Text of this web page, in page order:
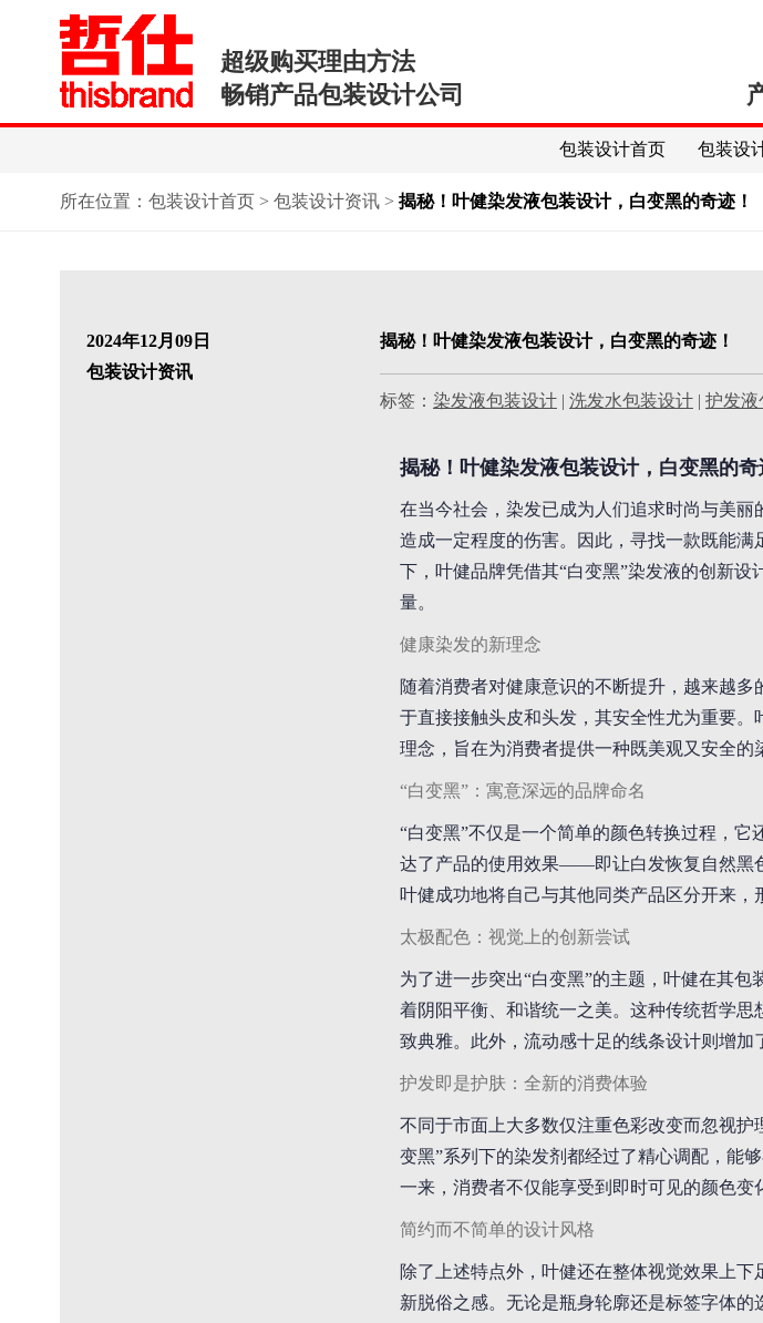
超级购买理由方法
畅销产品包装设计公司
包装设计首页 包装设
所在位置： 包装设计首页> 包装设计资讯> 揭秘！叶健染发液包装设计，白变黑的奇迹！
2024年12月09日
包装设计资讯
揭秘！叶健染发液包装设计，白变黑的奇迹！
标签： 染发液包装设计| 洗发水包装设计| 护发液
揭秘！叶健染发液包装设计，白变黑的奇
在当今社会，染发已成为人们追求时尚与美
造成一定程度的伤害。因此，寻找一款既能
下，叶健品牌凭借其“白变黑”染发液的创新
量。
健康染发的新理念
随着消费者对健康意识的不断提升，越来越
于直接接触头皮和头发，其安全性尤为重要
理念，旨在为消费者提供一种既美观又安全的
“白变黑”：寓意深远的品牌命名
“白变黑”不仅是一个简单的颜色转换过程，
达了产品的使用效果——即让白发恢复自然黑
叶健成功地将自己与其他同类产品区分开来，
太极配色：视觉上的创新尝试
为了进一步突出“白变黑”的主题，叶健在其
着阴阳平衡、和谐统一之美。这种传统哲学
致典雅。此外，流动感十足的线条设计则增加
护发即是护肤：全新的消费体验
不同于市面上大多数仅注重色彩改变而忽视护
变黑”系列下的染发剂都经过了精心调配，能
一来，消费者不仅能享受到即时可见的颜色变
简约而不简单的设计风格
除了上述特点外，叶健还在整体视觉效果上
新脱俗之感。无论是瓶身轮廓还是标签字体